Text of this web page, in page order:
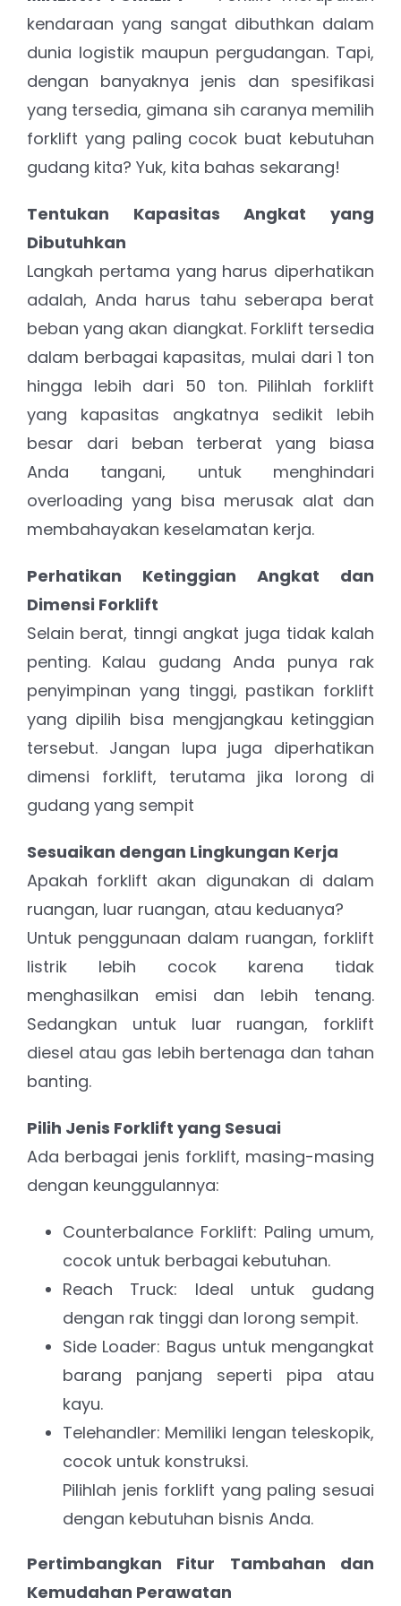
Bandung
After Sales Minerva Electron Surabaya Sidoarjo
After Sales Minerva Electron Solo Sukoharjo
After Sales Minerva Electron Denpasar
kendaraan yang sangat dibuthkan dalam
dunia logistik maupun pergudangan. Tapi,
dengan banyaknya jenis dan spesifikasi
yang tersedia, gimana sih caranya memilih
forklift yang paling cocok buat kebutuhan
gudang kita? Yuk, kita bahas sekarang!
Tentukan Kapasitas Angkat yang
Dibutuhkan
Langkah pertama yang harus diperhatikan
adalah, Anda harus tahu seberapa berat
beban yang akan diangkat. Forklift tersedia
dalam berbagai kapasitas, mulai dari 1 ton
hingga lebih dari 50 ton. Pilihlah forklift
yang kapasitas angkatnya sedikit lebih
besar dari beban terberat yang biasa
Anda tangani, untuk menghindari
overloading yang bisa merusak alat dan
membahayakan keselamatan kerja.
Perhatikan Ketinggian Angkat dan
Dimensi Forklift
Selain berat, tinngi angkat juga tidak kalah
penting. Kalau gudang Anda punya rak
penyimpinan yang tinggi, pastikan forklift
yang dipilih bisa mengjangkau ketinggian
tersebut. Jangan lupa juga diperhatikan
dimensi forklift, terutama jika lorong di
gudang yang sempit
Sesuaikan dengan Lingkungan Kerja
Apakah forklift akan digunakan di dalam
ruangan, luar ruangan, atau keduanya?
Untuk penggunaan dalam ruangan, forklift
listrik lebih cocok karena tidak
menghasilkan emisi dan lebih tenang.
Sedangkan untuk luar ruangan, forklift
diesel atau gas lebih bertenaga dan tahan
banting.
Pilih Jenis Forklift yang Sesuai
Ada berbagai jenis forklift, masing-masing
dengan keunggulannya:
Counterbalance Forklift: Paling umum,
cocok untuk berbagai kebutuhan.
Reach Truck: Ideal untuk gudang
dengan rak tinggi dan lorong sempit.
Side Loader: Bagus untuk mengangkat
barang panjang seperti pipa atau
kayu.
Telehandler: Memiliki lengan teleskopik,
cocok untuk konstruksi.
Pilihlah jenis forklift yang paling sesuai
dengan kebutuhan bisnis Anda.
Pertimbangkan Fitur Tambahan dan
Kemudahan Perawatan